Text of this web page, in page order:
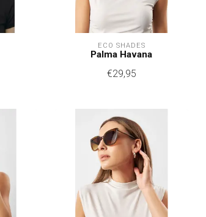
ECO SHADES
Palma Havana
€29,95